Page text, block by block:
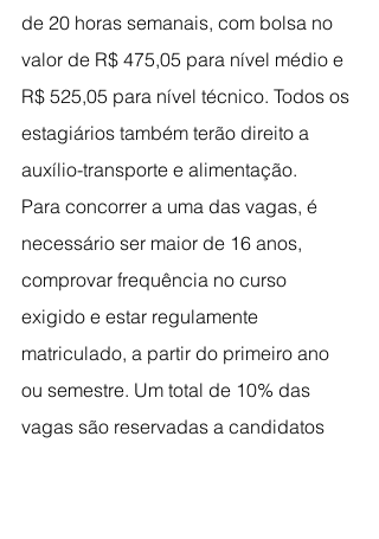
de 20 horas semanais, com bolsa no
valor de R$ 475,05 para nível médio e
R$ 525,05 para nível técnico. Todos os
estagiários também terão direito a
auxílio-transporte e alimentação.
Para concorrer a uma das vagas, é
necessário ser maior de 16 anos,
comprovar frequência no curso
exigido e estar regulamente
matriculado, a partir do primeiro ano
ou semestre. Um total de 10% das
vagas são reservadas a candidatos